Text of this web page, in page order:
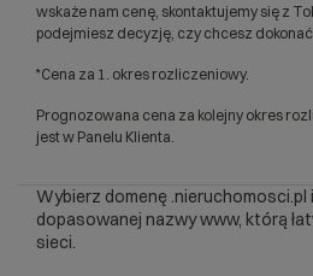
wskaże nam cenę, skontaktujemy się z
podejmiesz decyzję, czy chcesz
*Cena za 1. okres rozliczeniowy.
Prognozowana cena za kolejny okres
jest w Panelu Klienta.
Wybierz domenę .nieruchomosci.pl
dopasowanej nazwy www, którą
sieci.